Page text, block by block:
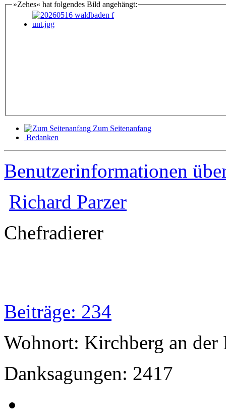
»Zehes« hat folgendes Bild angehängt:
Zum Seitenanfang
Bedanken
Benutzerinformationen
Richard Parzer
Chefradierer
Beiträge: 234
Wohnort: Kirchberg an der
Danksagungen: 2417